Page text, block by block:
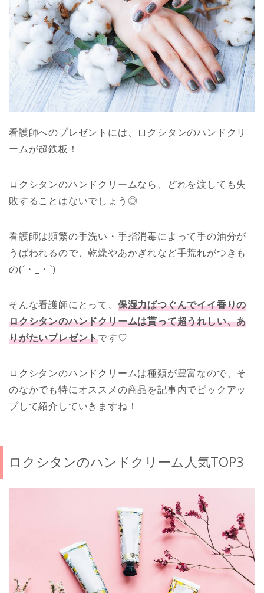
看護師へのプレゼントには、ロクシタンのハンドクリ
ームが超鉄板！
ロクシタンのハンドクリームなら、どれを渡しても失
敗することはないでしょう◎
看護師は頻繁の手洗い・手指消毒によって手の油分が
うばわれるので、乾燥やあかぎれなど手荒れがつきも
の(´・_・`)
そんな看護師にとって、 保湿力ばつぐんでイイ香りの
ロクシタンのハンドクリームは貰って超うれしい、あ
りがたいプレゼントです♡
ロクシタンのハンドクリームは種類が豊富なので、そ
のなかでも特にオススメの商品を記事内でピックアッ
プして紹介していきますね！
ロクシタンのハンドクリーム人気TOP3